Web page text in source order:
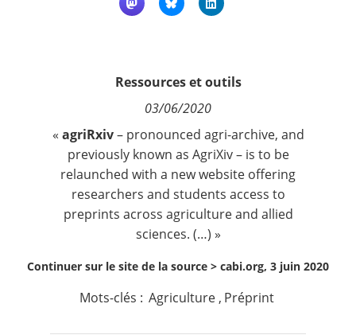
Qui sommes nous ?
Ressources et outils
03/06/2020
« agriRxiv– pronounced agri-archive, and
previously known as AgriXiv – is to be
relaunched with a new website offering
researchers and students access to
preprints across agriculture and allied
sciences. (…) »
Continuer sur le site de la source > cabi.org, 3 juin 2020
Mots-clés : Agriculture , Préprint